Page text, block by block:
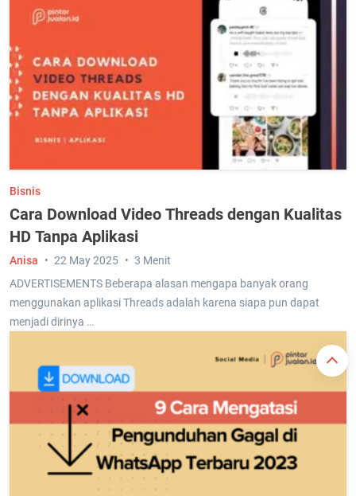
Bisnis
Cara Download Video Threads dengan Kualitas
HD Tanpa Aplikasi
ADVERTISEMENTS Beberapa alasan mengapa banyak orang
menggunakan aplikasi Threads adalah karena siapa pun dapat
menjadi dirinya …
Anisa 22 May 2025 3 Menit